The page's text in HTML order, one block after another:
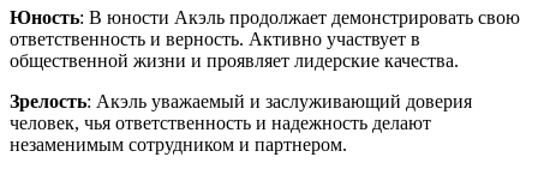
Юность: В юности Акэль продолжает демонстрировать свою
ответственность и верность. Активно участвует в
общественной жизни и проявляет лидерские качества.
Зрелость: Акэль уважаемый и заслуживающий доверия
человек, чья ответственность и надежность делают
незаменимым сотрудником и партнером.